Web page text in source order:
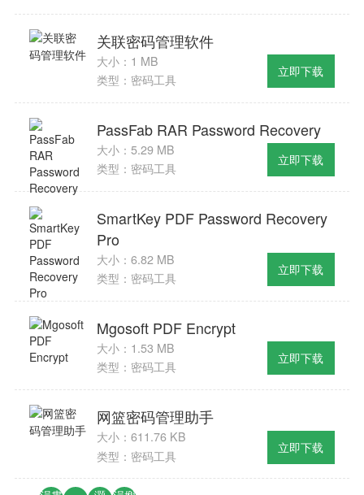
关联密码管理软件
大小：1 MB
类型：密码工具
立即下载
PassFab RAR Password Recovery
大小：5.29 MB
类型：密码工具
立即下载
SmartKey PDF Password Recovery
Pro
大小：6.82 MB
类型：密码工具
立即下载
Mgosoft PDF Encrypt
大小：1.53 MB
类型：密码工具
立即下载
网篮密码管理助手
大小：611.76 KB
类型：密码工具
立即下载